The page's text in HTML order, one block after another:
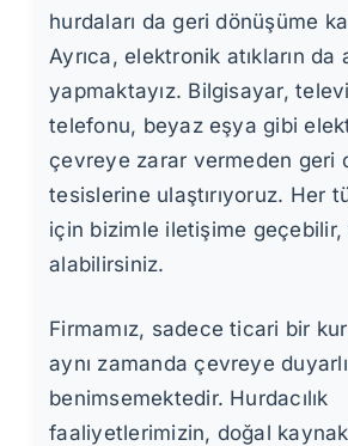
hurdaları da geri dönüşüme
Ayrıca, elektronik atıkların da
yapmaktayız. Bilgisayar,
telefonu, beyaz eşya gibi
çevreye zarar vermeden geri
tesislerine ulaştırıyoruz. Her
için bizimle iletişime
alabilirsiniz.
Firmamız, sadece ticari bir
aynı zamanda çevreye
benimsemektedir. Hurdacılık
faaliyetlerimizin, doğal